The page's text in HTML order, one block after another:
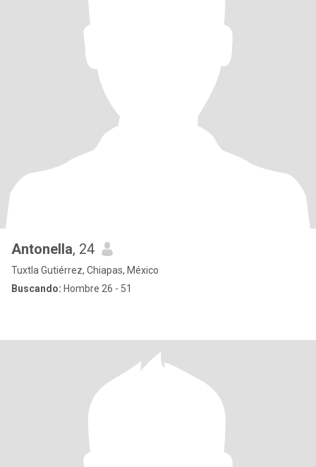
Antonella, 24
Tuxtla Gutiérrez, Chiapas, México
Buscando: Hombre 26 - 51